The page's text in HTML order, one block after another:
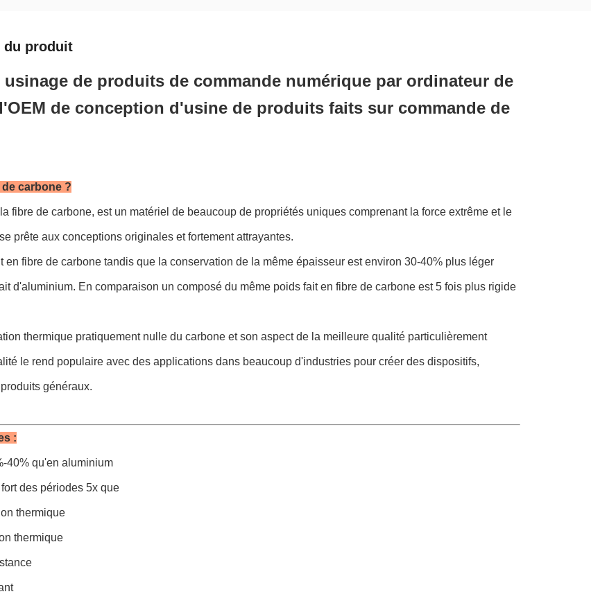
du produit
usinage de produits de commande numérique par ordinateur de
de conception d'usine de produits faits sur commande de
carbone ?
fibre de carbone, est un matériel de beaucoup de propriétés uniques comprenant la force extrême et le
prête aux conceptions originales et fortement attrayantes.
en fibre de carbone tandis que la conservation de la même épaisseur est environ 30-40% plus léger
d'aluminium. En comparaison un composé du même poids fait en fibre de carbone est 5 fois plus rigide
thermique pratiquement nulle du carbone et son aspect de la meilleure qualité particulièrement
le rend populaire avec des applications dans beaucoup d'industries pour créer des dispositifs,
généraux.
:
40% qu'en aluminium
des périodes 5x que
thermique
thermique